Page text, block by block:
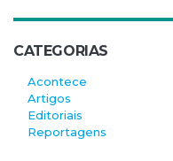
CATEGORIAS
Acontece
Artigos
Editoriais
Reportagens